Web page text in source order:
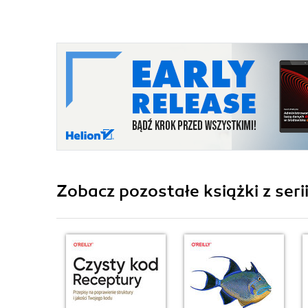
Zobacz pozostałe książki z serii